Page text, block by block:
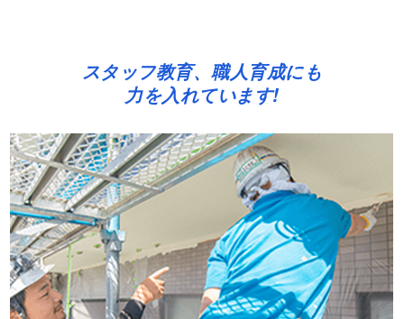
スタッフ教育、職人育成にも
力を入れています!